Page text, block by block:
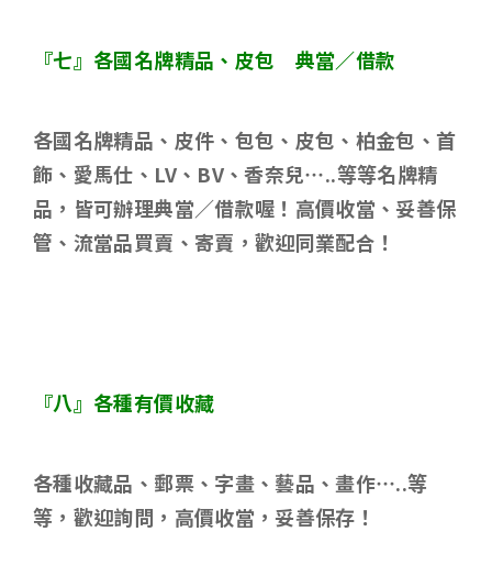
『七』各國名牌精品、皮包 典當／借款
各國名牌精品、皮件、包包、皮包、柏金包、首
飾、愛馬仕、 LV、 BV 、香奈兒…..等等名牌精
品，皆可辦理典當／借款喔！高價收當、妥善保
管、流當品買賣、寄賣，歡迎同業配合！
『八』各種有價收藏
各種收藏品、郵票、字畫、藝品、畫作…..等
等，歡迎詢問，高價收當，妥善保存！